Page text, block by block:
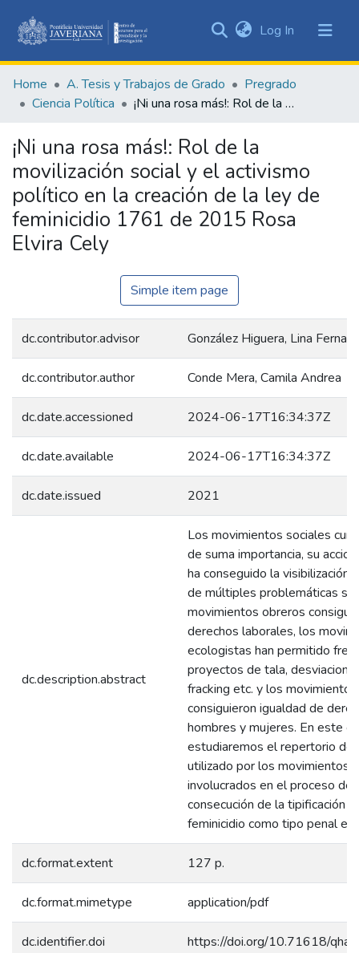
&
Collections
Statistics
Log In (current)
Home A. Tesis y Trabajos de Grado
Pregrado
Ciencia Política
¡Ni una rosa más!: Rol de la movilización social y el activismo político en la creación de la ley de feminicidio 1761 de 2015 Rosa Elvira Cely
¡Ni una rosa más!: Rol de la
movilización social y el activismo
político en la creación de la ley de
feminicidio 1761 de 2015 Rosa
Elvira Cely
Simple item page
dc.contributor.advisor González Higuera, Lina
dc.contributor.author Conde Mera, Camila Andrea
dc.date.accessioned 2024-06-17T16:34:37Z
dc.date.available 2024-06-17T16:34:37Z
dc.date.issued 2021
dc.description.abstract
Los movimientos sociales
de suma importancia, su
ha conseguido la visibilización
de múltiples problemáticas
movimientos obreros
derechos laborales, los
ecologistas han permitido
proyectos de tala,
fracking etc. y los
consiguieron igualdad de
hombres y mujeres. En este
estudiaremos el repertorio de
utilizado por los movimientos
involucrados en el proceso de
consecución de la tipificación
feminicidio como tipo penal en
dc.format.extent 127 p.
dc.format.mimetype application/pdf
dc.identifier.doi https://doi.org/10.71618/